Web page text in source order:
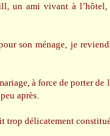
un ami vivant à l’hôtel,
son ménage, je
à force de porter de
après.
trop délicatement